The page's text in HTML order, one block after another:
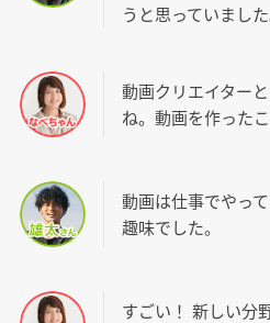
うと思っていました
動画クリエイター
ね。動画を作った
動画は仕事でやっ
趣味でした。
すごい！ 新しい分